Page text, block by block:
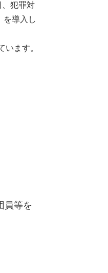
犯罪対
を導入し
ます。
員等を